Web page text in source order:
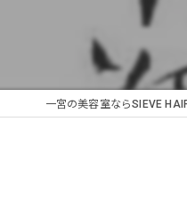
一宮の美容室ならSIEVE